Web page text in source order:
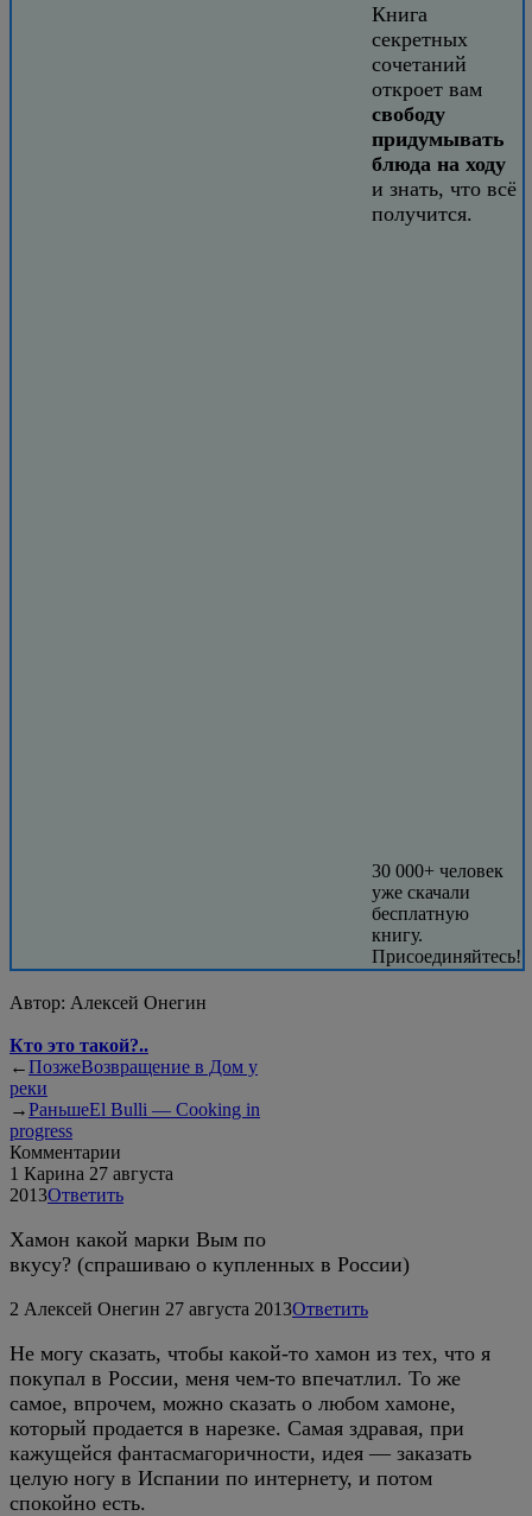
Книга
секретных
сочетаний
откроет вам
свободу
придумывать
блюда на ходу
и знать, что всё
получится.
30 000+ человек
уже скачали
бесплатную
книгу.
Присоединяйтесь!
Автор: Алексей Онегин
Кто это такой?..
←ПозжеВозвращение в Дом у
реки
→РаньшеEl Bulli — Cooking in
progress
Комментарии
1 Карина 27 августа
2013Ответить
Хамон какой марки Вым по
вкусу? (спрашиваю о купленных в России)
2 Алексей Онегин 27 августа 2013Ответить
Не могу сказать, чтобы какой-то хамон из тех, что я
покупал в России, меня чем-то впечатлил. То же
самое, впрочем, можно сказать о любом хамоне,
который продается в нарезке. Самая здравая, при
кажущейся фантасмагоричности, идея — заказать
целую ногу в Испании по интернету, и потом
спокойно есть.